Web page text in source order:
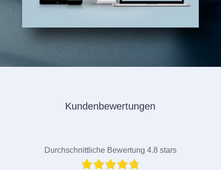
Kundenbewertungen
Durchschnittliche Bewertung 4.8 stars